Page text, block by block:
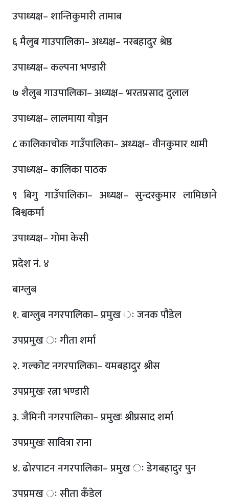
उपाध्यक्ष– शान्तिकुमारी तामाब
६ मैलुब गाउपालिका– अध्यक्ष– नरबहादुर श्रेष्ठ
उपाध्यक्ष– कल्पना भण्डारी
७ शैलुब गाउपालिका– अध्यक्ष– भरतप्रसाद दुलाल
उपाध्यक्ष– लालमाया योञ्जन
८ कालिकाचोक गाउँपालिका– अध्यक्ष– वीनकुमार थामी
उपाध्यक्ष– कालिका पाठक
९ बिगु गाउँपालिका– अध्यक्ष– सुन्दरकुमार लामिछाने
बिश्वकर्मा
उपाध्यक्ष– गोमा केसी
प्रदेश नं. ४
बाग्लुब
१. बाग्लुब नगरपालिका– प्रमुख ः जनक पौडेल
उपप्रमुख ः गीता शर्मा
२. गल्कोट नगरपालिका– यमबहादुर श्रीस
उपप्रमुखः रत्ना भण्डारी
३. जैमिनी नगरपालिका– प्रमुखः श्रीप्रसाद शर्मा
उपप्रमुखः सावित्रा राना
४. ढोरपाटन नगरपालिका– प्रमुख ः डेगबहादुर पुन